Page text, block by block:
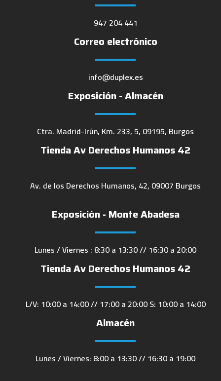
947 204 441
Correo electrónico
info@duplex.es
Exposición - Almacén
Ctra. Madrid-Irún, Km. 233, 5, 09195, Burgos
Tienda Av Derechos Humanos 42
Av. de los Derechos Humanos, 42, 09007 Burgos
Exposición - Monte Abadesa
Lunes / Viernes : 8:30 a 13:30 // 16:30 a 20:00
Tienda Av Derechos Humanos 42
L/V: 10:00 a 14:00 // 17:00 a 20:00 S: 10:00 a 14:00
Almacén
Lunes / Viernes: 8:00 a 13:30 // 16:30 a 19:00